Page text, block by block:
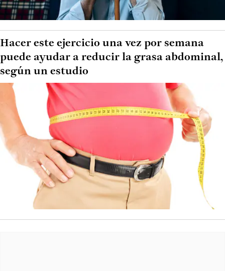
Hacer este ejercicio una vez por semana
puede ayudar a reducir la grasa abdominal,
según un estudio